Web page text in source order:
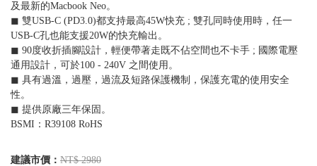
及最新的Macbook Neo。
◼︎ 雙USB-C (PD3.0)都支持最高45W快充 ; 雙孔同時使用時，任一
USB-C孔也能支援20W的快充輸出。
◼︎ 90度收折插腳設計，輕便帶著走既不佔空間也不卡手 ; 國際電壓
通用設計，可於100 - 240V 之間使用。
◼︎ 具有過溫，過壓，過流及短路保護機制，保護充電的使用安全
性。
◼︎ 提供原廠三年保固。
BSMI：R39108 RoHS
建議市價： NT$ 2980